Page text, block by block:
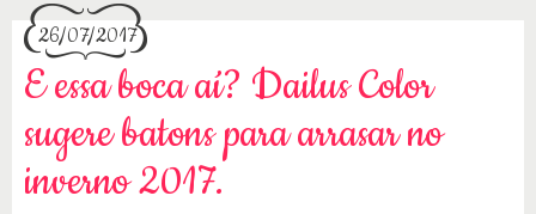
26/07/2017
E essa boca aí? Dailus Color
sugere batons para arrasar no
inverno 2017.